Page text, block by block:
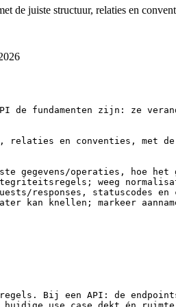
de juiste structuur, relaties en
API de fundamenten zijn:
relaties en conventies, met
gegevens/operaties, hoe
weeg
responses, statuscodes
kan knellen; markeer
Bij een API: de endpoints,